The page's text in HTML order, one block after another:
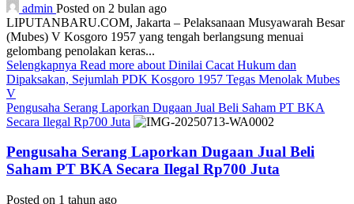
admin Posted on 2 bulan ago
LIPUTANBARU.COM, Jakarta – Pelaksanaan Musyawarah Besar
(Mubes) V Kosgoro 1957 yang tengah berlangsung menuai
gelombang penolakan keras...
Selengkapnya Read more about Dinilai Cacat Hukum dan
Dipaksakan, Sejumlah PDK Kosgoro 1957 Tegas Menolak Mubes
V
Pengusaha Serang Laporkan Dugaan Jual Beli Saham PT BKA
Secara Ilegal Rp700 Juta
Pengusaha Serang Laporkan Dugaan Jual Beli
Saham PT BKA Secara Ilegal Rp700 Juta
Posted on 1 tahun ago